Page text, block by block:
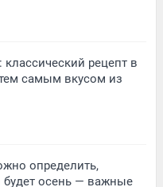
рецепт в
самым вкусом из
определить,
осень — важные